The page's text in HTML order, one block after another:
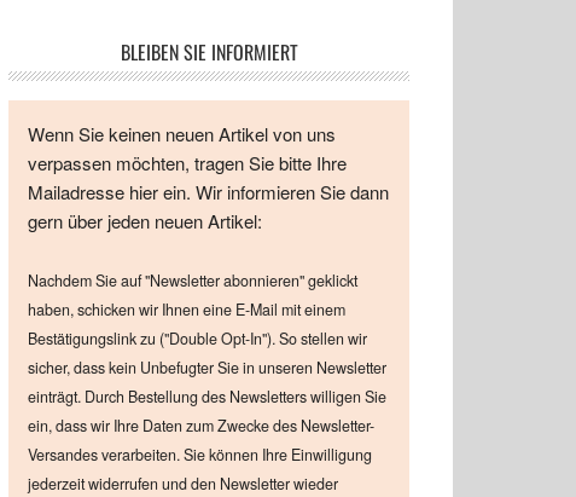
BLEIBEN SIE INFORMIERT
Wenn Sie keinen neuen Artikel von uns
verpassen möchten, tragen Sie bitte Ihre
Mailadresse hier ein. Wir informieren Sie dann
gern über jeden neuen Artikel:
Nachdem Sie auf "Newsletter abonnieren" geklickt
haben, schicken wir Ihnen eine E-Mail mit einem
Bestätigungslink zu ("Double Opt-In"). So stellen wir
sicher, dass kein Unbefugter Sie in unseren Newsletter
einträgt. Durch Bestellung des Newsletters willigen Sie
ein, dass wir Ihre Daten zum Zwecke des Newsletter-
Versandes verarbeiten. Sie können Ihre Einwilligung
jederzeit widerrufen und den Newsletter wieder